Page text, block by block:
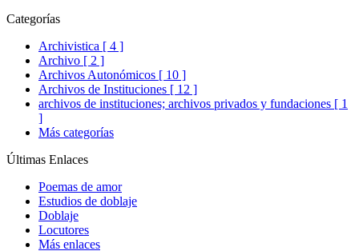
Categorías
Archivistica [ 4 ]
Archivo [ 2 ]
Archivos Autonómicos [ 10 ]
Archivos de Instituciones [ 12 ]
archivos de instituciones; archivos privados y fundaciones [ 1
]
Más categorías
Últimas Enlaces
Poemas de amor
Estudios de doblaje
Doblaje
Locutores
Más enlaces